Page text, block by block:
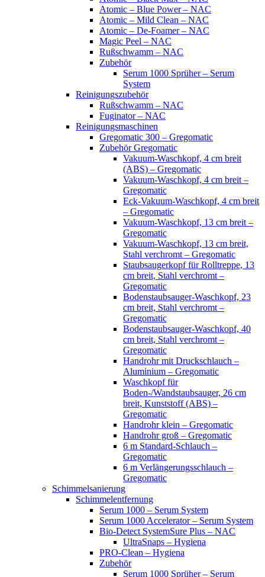
Atomic – Blue Power – NAC
Atomic – Mild Clean – NAC
Atomic – De-Foamer – NAC
Magic Peel – NAC
Rußschwamm – NAC
Zubehör
Serum 1000 Sprüher – Serum
System
Reinigungszubehör
Rußschwamm – NAC
Fuginator – NAC
Reinigungsmaschinen
Gregomatic 300 – Gregomatic
Zubehör Gregomatic
Vakuum-Waschkopf, 4 cm breit
(ABS) – Gregomatic
Vakuum-Waschkopf, 4 cm breit –
Gregomatic
Eck-Vakuum-Waschkopf, 4 cm breit
– Gregomatic
Vakuum-Waschkopf, 13 cm breit –
Gregomatic
Vakuum-Waschkopf, 13 cm breit,
Stahl verchromt – Gregomatic
Staubsaugerkopf für Rolltreppe, 13
cm breit, Stahl verchromt –
Gregomatic
Bodenstaubsauger-Waschkopf, 23
cm breit, Stahl verchromt –
Gregomatic
Bodenstaubsauger-Waschkopf, 40
cm breit, Stahl verchromt –
Gregomatic
Handrohr mit Druckschlauch –
Aluminium – Gregomatic
Waschkopf für
Boden-/Wandstaubsauger, 26 cm
breit, Kunststoff (ABS) –
Gregomatic
Handrohr klein – Gregomatic
Handrohr groß – Gregomatic
6 m Standard-Schlauch –
Gregomatic
6 m Verlängerungsschlauch –
Gregomatic
Schimmelsanierung
Schimmelentfernung
Serum 1000 – Serum System
Serum 1000 Accelerator – Serum System
Bio-Detect SystemSure Plus – NAC
UltraSnaps – Hygiena
PRO-Clean – Hygiena
Zubehör
Serum 1000 Sprüher – Serum